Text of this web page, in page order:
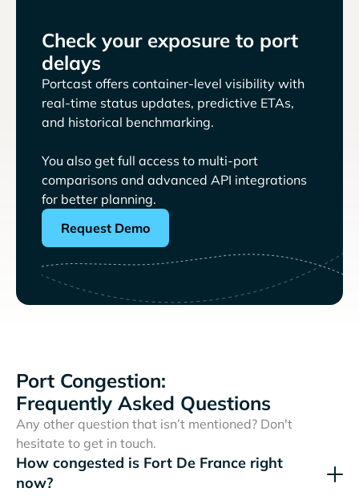
Check your exposure to port
delays
Portcast offers container-level visibility with
real-time status updates, predictive ETAs,
and historical benchmarking.
You also get full access to multi-port
comparisons and advanced API integrations
for better planning.
Request Demo
Port Congestion:
Frequently Asked Questions
Any other question that isn’t mentioned? Don't
hesitate to get in touch.
How congested is Fort De France right
now?